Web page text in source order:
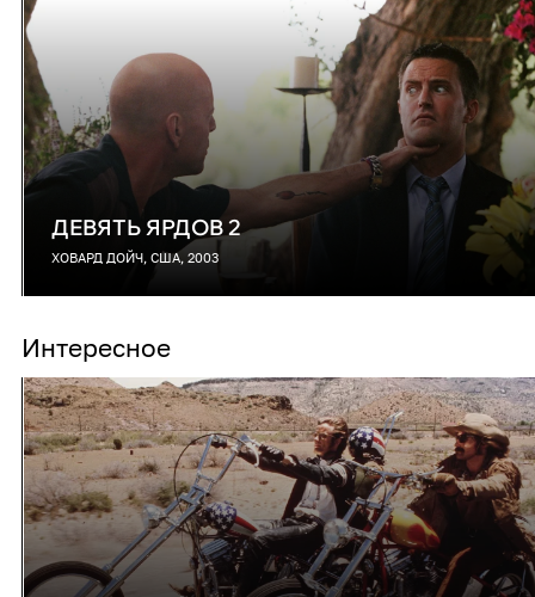
ДЕВЯТЬ ЯРДОВ 2
ХОВАРД ДОЙЧ, США, 2003
Интересное